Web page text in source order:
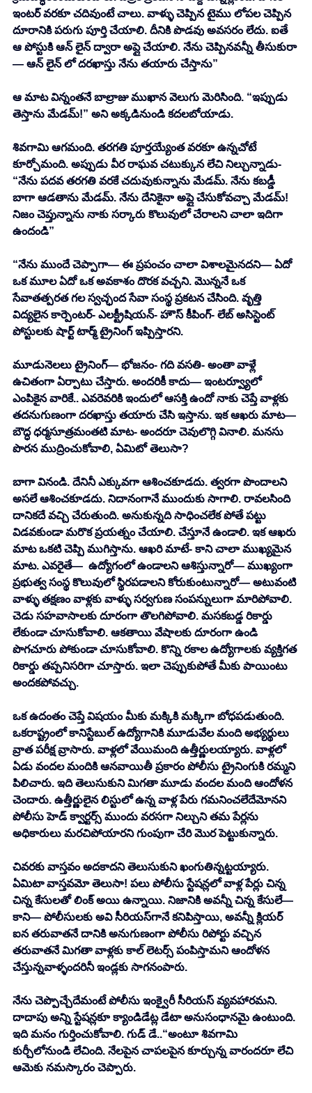
ఇంటర్ వరకూ చదివుంటే చాలు. వాళ్ళు చెప్పిన టైము లోపల చెప్పిన
దూరానికి పరుగు పూర్తి చేయాలి. దీనికి పొడవు అవసరం లేదు. ఐతే
ఆ పోస్టుకి ఆన్ లైన్ ద్వారా అప్లై చేయాలి. నేను చెప్పినవన్నీ తీసుకురా
— ఆన్ లైన్ లో దరఖాస్తు నేను తయారు చేస్తాను”
ఆ మాట విన్నంతనే బాల్రాజు ముఖాన వెలుగు మెరిసింది. “ఇప్పుడు
తెస్తాను మేడమ్!” అని అక్కడినుండి కదలబోయాడు.
శివగామి ఆగమంది. తరగతి పూర్తయ్యేంత వరకూ ఉన్నచోటే
కూర్చోమంది. అప్పుడు వీర రాఘవ చటుక్కున లేచి నిల్చున్నాడు-
“నేను పదవ తరగతి వరకే చదువుకున్నాను మేడమ్. నేను కబడ్డీ
బాగా ఆడతాను మేడమ్. నేను దేనికైనా అప్లై చేసుకోవచ్చా మేడమ్!
నిజం చెప్తున్నాను నాకు సర్కారు కొలువులో చేరాలని చాలా ఇదిగా
ఉందండి”
“నేను ముందే చెప్పాగా— ఈ ప్రపంచం చాలా విశాలమైనదని— ఏదో
ఒక మూల ఏదో ఒక అవకాశం దొరక వచ్చని. మొన్ననే ఒక
సేవాతత్పరత గల స్వచ్ఛంద సేవా సంస్థ ప్రకటన చేసింది. వృత్తి
విద్యలైన కార్పెంటర్- ఎలక్ట్రీషియన్- హౌస్ కీపింగ్- లేబ్ అసిస్టెంట్
పోస్టులకు షార్ట్ టార్మ్ ట్రైనింగ్ ఇప్పిస్తారని.
మూడునెలలు ట్రైనింగ్— భోజనం- గది వసతి- అంతా వాళ్లే
ఉచితంగా ఏర్పాటు చేస్తారు. అందరికీ కాదు— ఇంటర్వ్యూలో
ఎంపికైన వారికే.. ఎవరెవరికి ఇందులో ఆసక్తి ఉందో నాకు చెప్తే వాళ్లకు
తదనుగుణంగా దరఖాస్తు తయారు చేసి ఇస్తాను. ఇక ఆఖరు మాట—
బౌద్ధ ధర్మసూత్రమంతటి మాట- అందరూ చెవులొగ్గి వినాలి. మనసు
పొరన ముద్రించుకోవాలి, ఏమిటో తెలుసా?
బాగా వినండి. దేనినీ ఎక్కువగా ఆశించకూడదు. త్వరగా పొందాలని
అసలే ఆశించకూడదు. నిదానంగానే ముందుకు సాగాలి. రావలసింది
దానికదే వచ్చి చేరుతుంది. అనుకున్నది సాధించలేక పోతే పట్టు
విడవకుండా మరొక ప్రయత్నం చేయాలి. చేస్తూనే ఉండాలి. ఇక ఆఖరు
మాట ఒకటి చెప్పి ముగిస్తాను. ఆఖరి మాటే- కాని చాలా ముఖ్యమైన
మాట. ఎవరైతే—  ఉద్యోగంలో ఉండాలని ఆశిస్తున్నారో— ముఖ్యంగా
ప్రభుత్వ సంస్థ కొలువులో స్థిరపడాలని కోరుకుంటున్నారో— అటువంటి
వాళ్ళు తక్షణం వాళ్లకు వాళ్ళు సర్వగుణ సంపన్నులుగా మారిపోవాలి.
చెడు సహవాసాలకు దూరంగా తొలగిపోవాలి. మసకబడ్డ రికార్డు
లేకుండా చూసుకోవాలి. ఆకతాయి వేషాలకు దూరంగా ఉండి
పొగచూరు పోకుండా చూసుకోవాలి. కొన్ని రకాల ఉద్యోగాలకు వ్యక్తిగత
రికార్డు తప్పనిసరిగా చూస్తారు. ఇలా చెప్పుకుపోతే మీకు పాయింటు
అందకపోవచ్చు.
ఒక ఉదంతం చెప్తే విషయం మీకు మక్కికి మక్కిగా బోధపడుతుంది.
ఒకరాష్ట్రంలో కానిస్టేబుల్ ఉద్యోగానికి మూడువేల మంది అభ్యర్థులు
వ్రాత పరీక్ష వ్రాసారు. వాళ్లలో వేయిమంది ఉత్తీర్ణులయ్యారు. వాళ్లలో
ఏడు వందల మందికి ఆనవాయితీ ప్రకారం పోలీసు ట్రైనింగుకి రమ్మని
పిలిచారు. ఇది తెలుసుకుని మిగతా మూడు వందల మంది ఆందోళన
చెందారు. ఉత్తీర్ణులైన లిస్టులో ఉన్న వాళ్ల పేరు గమనించలేదేమోనని
పోలీసు హెడ్ క్వార్టర్స్ ముందు వరసగా నిల్చుని తమ పేర్లను
అధికారులు మరచిపోయారని గుంపుగా చేరి మొర పెట్టుకున్నారు.
చివరకు వాస్తవం అదకాదని తెలుసుకుని ఖంగుతిన్నట్టయ్యారు.
ఏమిటా వాస్తవమో తెలుసా! పలు పోలీసు స్టేషన్లలో వాళ్ల పేర్లు చిన్న
చిన్న కేసులతో లింక్ అయి ఉన్నాయి. నిజానికి అవన్నీ చిన్న కేసులే—
కాని— పోలీసులకు అవి సీరియస్‌గానే కనిపిస్తాయి, అవన్నీ క్లియర్
ఐన తరువాతనే దానికి అనుగుణంగా పోలీసు రిపోర్టు వచ్చిన
తరువాతనే మిగతా వాళ్లకు కాల్ లెటర్స్ పంపిస్తామని ఆందోళన
చేస్తున్నవాళ్ళందరినీ ఇండ్లకు సాగనంపారు.
నేను చెప్పొచ్చేదేమంటే పోలీసు ఇంక్వైరీ సీరియస్ వ్యవహారమని.
దాదాపు అన్ని స్టేషన్లకూ క్యాండిడేట్ల డేటా అనుసంధానమై ఉంటుంది.
ఇది మనం గుర్తించుకోవాలి. గుడ్ డే..“అంటూ శివగామి
కుర్చీలోనుండి లేచింది. నేలపైన చాపలపైన కూర్చున్న వారందరూ లేచి
ఆమెకు నమస్కారం చెప్పారు.